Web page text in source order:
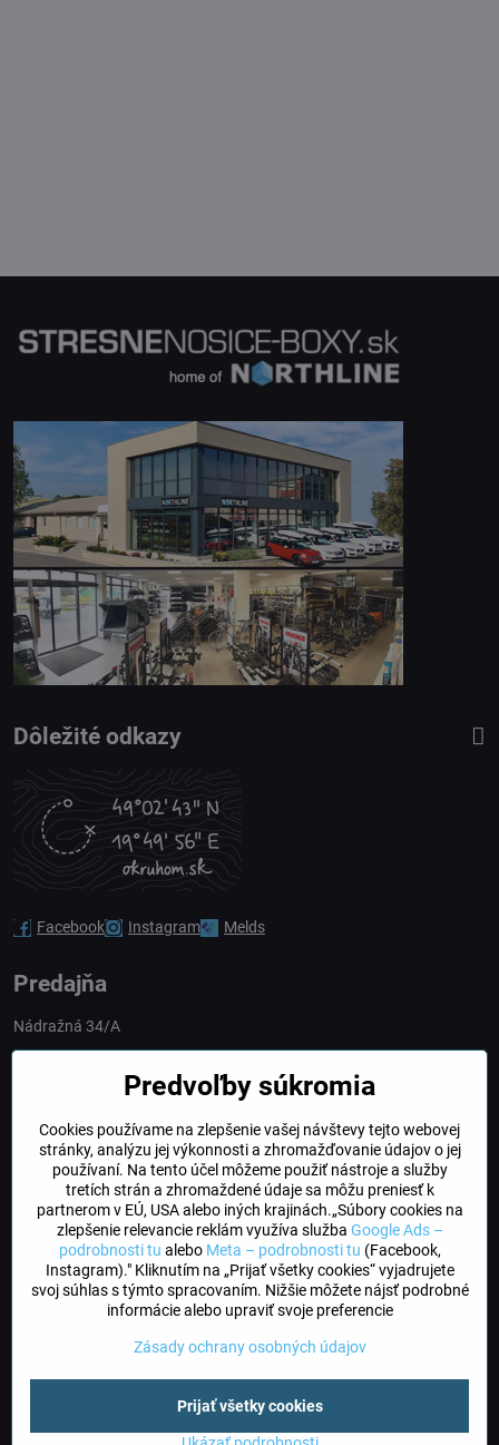
Dôležité odkazy
Facebook Instagram Melds
Predajňa
Nádražná 34/A
obchod​@northline​.sk
Otváracie hodiny
PO, UT, STR, ŠT: 9.00 - 17.00
PIA: 8.00 - 16.00
DogFriendly
Psíky sú u nás vítané
©2026Copyright
Predvoľby súkromiaZásady ochrany osobných údajov
Stav objednávky
Predvoľby súkromia
Cookies používame na zlepšenie vašej návštevy tejto webovej
stránky, analýzu jej výkonnosti a zhromažďovanie údajov o jej
používaní. Na tento účel môžeme použiť nástroje a služby
tretích strán a zhromaždené údaje sa môžu preniesť k
partnerom v EÚ, USA alebo iných krajinách.„Súbory cookies na
zlepšenie relevancie reklám využíva služba Google Ads –
podrobnosti tu alebo Meta – podrobnosti tu (Facebook,
Instagram)." Kliknutím na „Prijať všetky cookies“ vyjadrujete
svoj súhlas s týmto spracovaním. Nižšie môžete nájsť podrobné
informácie alebo upraviť svoje preferencie
Zásady ochrany osobných údajov
Prijať všetky cookies